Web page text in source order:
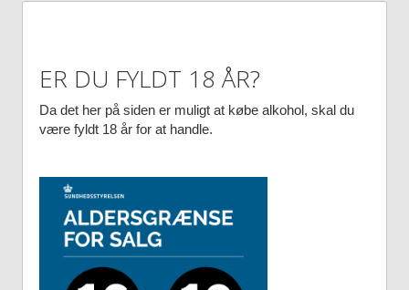
ER DU FYLDT 18 ÅR?
Da det her på siden er muligt at købe alkohol, skal du
være fyldt 18 år for at handle.